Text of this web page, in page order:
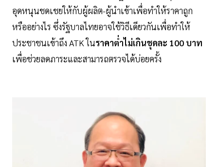
อุดหนุนชดเชยให้กับผู้ผลิต-ผู้นำเข้าเพื่อทำให้ราคาถูก
หรืออย่างไร ซึ่งรัฐบาลไทยอาจใช้วิธีเดียวกันเพื่อทำให้
ประชาชนเข้าถึง ATK ในราคาต่ำไม่เกินชุดละ 100 บาท
เพื่อช่วยลดภาระและสามารถตรวจได้บ่อยครั้ง